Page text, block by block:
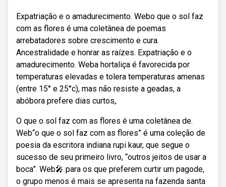
Expatriação e o amadurecimento. Webo que o sol faz
com as flores é uma coletânea de poemas
arrebatadores sobre crescimento e cura.
Ancestralidade e honrar as raízes. Expatriação e o
amadurecimento. Weba hortaliça é favorecida por
temperaturas elevadas e tolera temperaturas amenas
(entre 15° e 25°c), mas não resiste a geadas, a
abóbora prefere dias curtos,.
O que o sol faz com as flores é uma coletânea de.
Web“o que o sol faz com as flores” é uma coleção de
poesia da escritora indiana rupi kaur, que segue o
sucesso de seu primeiro livro, “outros jeitos de usar a
boca”. Web🎤 para os que preferem curtir um pagode,
o grupo menos é mais se apresenta na fazenda santa